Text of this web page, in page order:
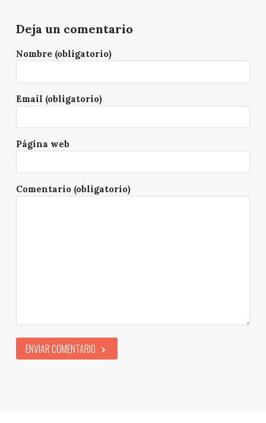
Deja un comentario
Nombre (obligatorio)
Email (obligatorio)
Página web
Comentario (obligatorio)
ENVIAR COMENTARIO